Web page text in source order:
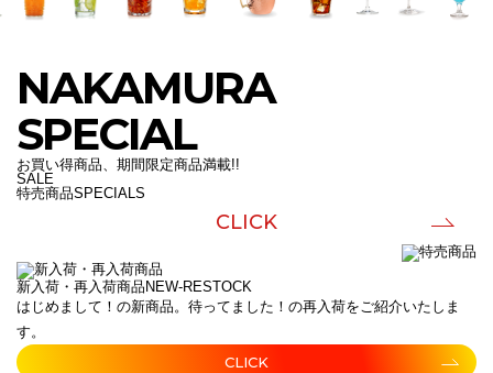
NAKAMURA
SPECIAL
お買い得商品、期間限定商品満載!!
SALE
特売商品SPECIALS
CLICK
新入荷・再入荷商品 NEW-RESTOCK
はじめまして！の新商品。待ってました！の再入荷をご紹介いたしま
す。
CLICK